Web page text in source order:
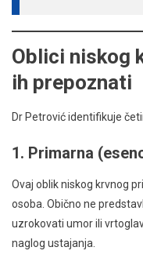
Oblici niskog
ih prepoznati
Dr Petrović identifikuje
1. Primarna
Ovaj oblik niskog krvnog
osoba. Obično ne
uzrokovati umor ili
naglog ustajanja.